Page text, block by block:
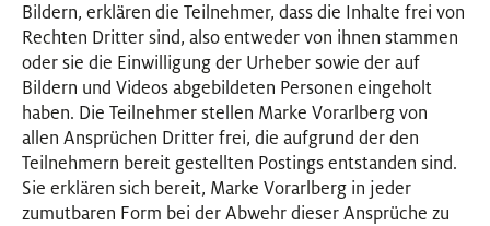
Bildern, erklären die Teilnehmer, dass die Inhalte frei von
Rechten Dritter sind, also entweder von ihnen stammen
oder sie die Einwilligung der Urheber sowie der auf
Bildern und Videos abgebildeten Personen eingeholt
haben. Die Teilnehmer stellen Marke Vorarlberg von
allen Ansprüchen Dritter frei, die aufgrund der den
Teilnehmern bereit gestellten Postings entstanden sind.
Sie erklären sich bereit, Marke Vorarlberg in jeder
zumutbaren Form bei der Abwehr dieser Ansprüche zu